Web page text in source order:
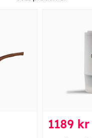
1189 kr